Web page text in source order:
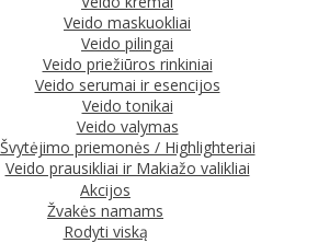
Veido maskuokliai
Veido pilingai
Veido priežiūros rinkiniai
Veido serumai ir esencijos
Veido tonikai
Veido valymas
Švytėjimo priemonės / Highlighteriai
Veido prausikliai ir Makiažo valikliai
Akcijos
Žvakės namams
Rodyti viską